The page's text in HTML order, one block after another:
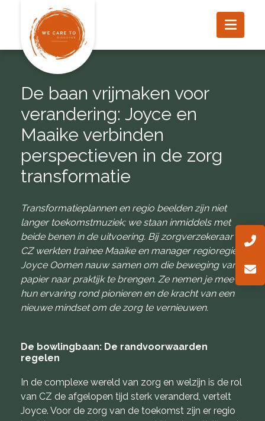
De baan vrijmaken voor
verandering: Joyce en
Maaike verbinden
perspectieven in de zorg
transformatie
Transformatieplannen en regio beelden zijn niet
langer toekomstmuziek; we staan inmiddels met
beide benen in de uitvoering. Bij zorgverzekeraar
CZ werkten trainee Maaike en manager regioregie
Joyce Oomen nauw samen om die beweging van
papier naar praktijk te brengen. Ze nemen je mee in
hun ervaring rond pionieren en de kracht van een
nieuwe mindset om de zorg te vernieuwen.
De bowlingbaan: De randvoorwaarden
regelen
In de complexe wereld van zorg en welzijn is de rol
van CZ de afgelopen tijd sterk veranderd, vertelt
Joyce. Voor de zorg van de toekomst zijn er regio